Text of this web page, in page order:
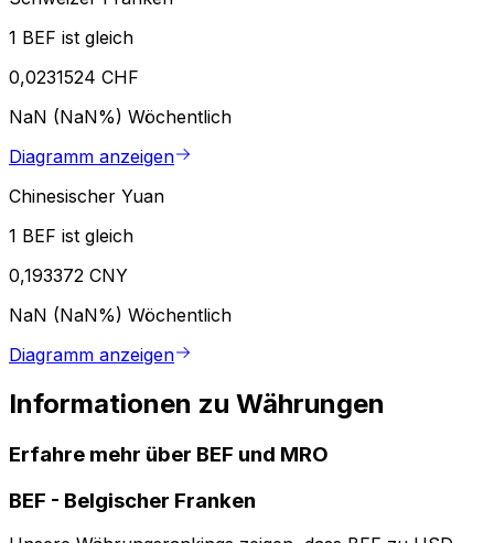
1 BEF ist gleich
0,0231524 CHF
NaN (NaN%) Wöchentlich
Diagramm anzeigen
Chinesischer Yuan
1 BEF ist gleich
0,193372 CNY
NaN (NaN%) Wöchentlich
Diagramm anzeigen
Informationen zu Währungen
Erfahre mehr über BEF und MRO
BEF - Belgischer Franken